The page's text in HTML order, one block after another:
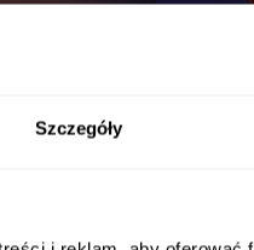
Szczegóły
w tym